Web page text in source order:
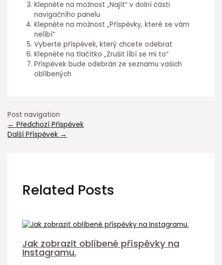
Klepněte na možnost „Najít“ v dolní části
navigačního panelu
Klepněte na možnost „Příspěvky, které se vám
nelíbí“
Vyberte příspěvek, který chcete odebrat
Klepněte na tlačítko „Zrušit líbí se mi to“
Příspěvek bude odebrán ze seznamu vašich
oblíbených
Post navigation
← Předchozí Příspěvek
Další Příspěvek →
Related Posts
Jak zobrazit oblíbené příspěvky na
Instagramu.